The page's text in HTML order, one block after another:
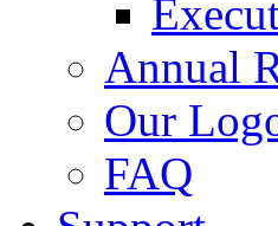
Annual
Our
FAQ